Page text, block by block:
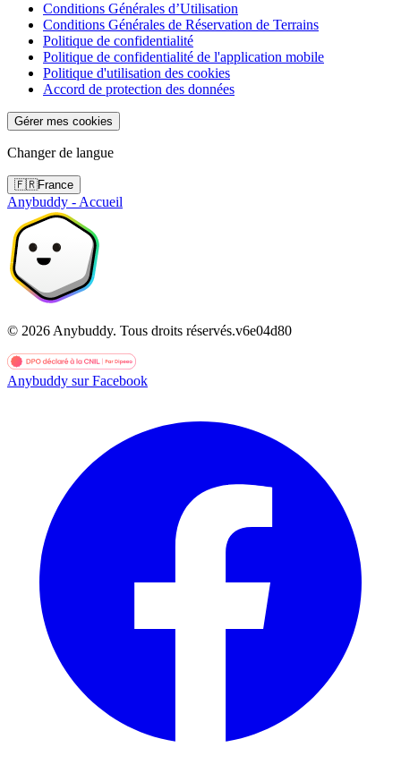
Conditions Générales d’Utilisation
Conditions Générales de Réservation de Terrains
Politique de confidentialité
Politique de confidentialité de l'application mobile
Politique d'utilisation des cookies
Accord de protection des données
Gérer mes cookies
Changer de langue
🇫🇷France
Anybuddy - Accueil
© 2026 Anybuddy. Tous droits réservés.v6e04d80
Anybuddy sur Facebook